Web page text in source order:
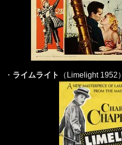
・ ライムライト （Limelight 1952）